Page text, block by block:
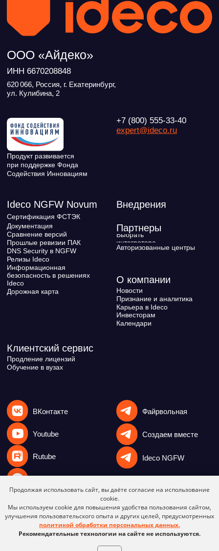
Продолжая использовать сайт, вы даёте согласие на использование
cookie.
Мы используем cookie для повышения удобства пользования сайтом,
улучшения пользовательского опыта и других целей, предусмотренных
политикой обработки персональных данных.
Рекомендательные технологии на сайте не используются.